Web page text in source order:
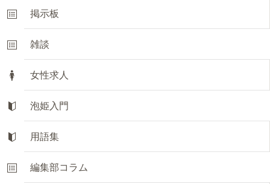
掲示板
雑談
女性求人
泡姫入門
用語集
編集部コラム